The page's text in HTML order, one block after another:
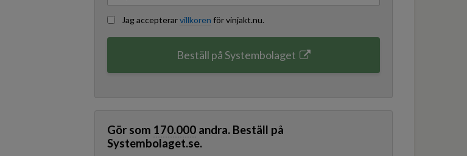
Jag accepterarvillkoren för vinjakt.nu.
Beställ på Systembolaget
Gör som 170.000 andra. Beställ på
Systembolaget.se.